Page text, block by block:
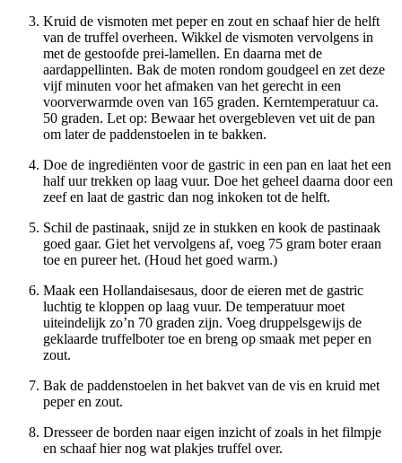
Kruid de vismoten met peper en zout en schaaf hier de helft
van de truffel overheen. Wikkel de vismoten vervolgens in
met de gestoofde prei-lamellen. En daarna met de
aardappellinten. Bak de moten rondom goudgeel en zet deze
vijf minuten voor het afmaken van het gerecht in een
voorverwarmde oven van 165 graden. Kerntemperatuur ca.
50 graden. Let op: Bewaar het overgebleven vet uit de pan
om later de paddenstoelen in te bakken.
Doe de ingrediënten voor de gastric in een pan en laat het een
half uur trekken op laag vuur. Doe het geheel daarna door een
zeef en laat de gastric dan nog inkoken tot de helft.
Schil de pastinaak, snijd ze in stukken en kook de pastinaak
goed gaar. Giet het vervolgens af, voeg 75 gram boter eraan
toe en pureer het. (Houd het goed warm.)
Maak een Hollandaisesaus, door de eieren met de gastric
luchtig te kloppen op laag vuur. De temperatuur moet
uiteindelijk zo’n 70 graden zijn. Voeg druppelsgewijs de
geklaarde truffelboter toe en breng op smaak met peper en
zout.
Bak de paddenstoelen in het bakvet van de vis en kruid met
peper en zout.
Dresseer de borden naar eigen inzicht of zoals in het filmpje
en schaaf hier nog wat plakjes truffel over.